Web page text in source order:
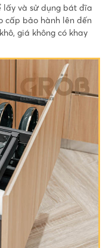
lấy và sử dụng bát đĩa
cấp bảo hành lên đến
giá không có khay